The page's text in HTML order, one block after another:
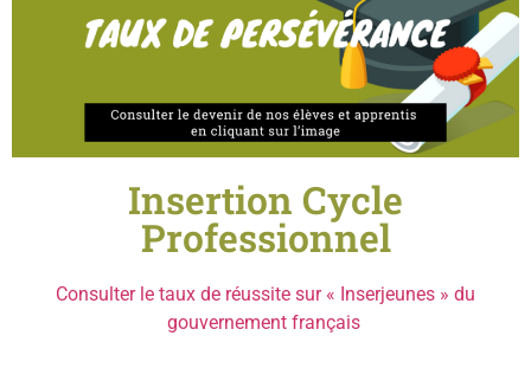
Insertion Cycle
Professionnel
Consulter le taux de réussite sur « Inserjeunes » du
gouvernement français